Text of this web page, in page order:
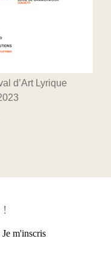
d’Art Lyrique
!
Je m'inscris